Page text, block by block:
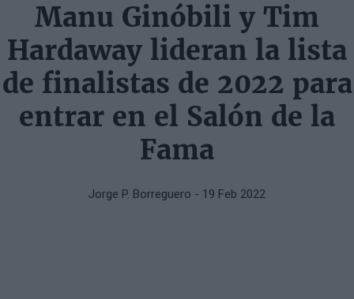
Manu Ginóbili y Tim
Hardaway lideran la lista
de finalistas de 2022 para
entrar en el Salón de la
Fama
Jorge P. Borreguero - 19 Feb 2022